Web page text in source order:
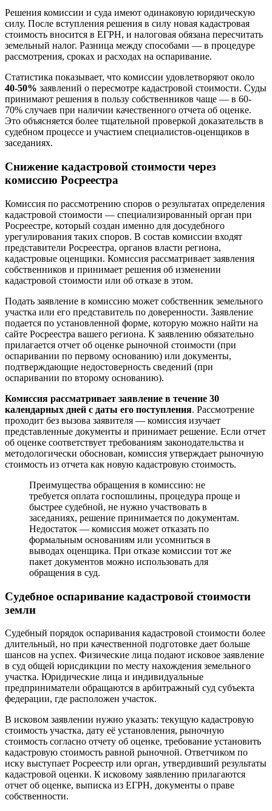
Решения комиссии и суда имеют одинаковую юридическую
силу. После вступления решения в силу новая кадастровая
стоимость вносится в ЕГРН, и налоговая обязана пересчитать
земельный налог. Разница между способами — в процедуре
рассмотрения, сроках и расходах на оспаривание.
Статистика показывает, что комиссии удовлетворяют около
40-50% заявлений о пересмотре кадастровой стоимости. Суды
принимают решения в пользу собственников чаще — в 60-
70% случаев при наличии качественного отчета об оценке.
Это объясняется более тщательной проверкой доказательств в
судебном процессе и участием специалистов-оценщиков в
заседаниях.
Снижение кадастровой стоимости через
комиссию Росреестра
Комиссия по рассмотрению споров о результатах определения
кадастровой стоимости — специализированный орган при
Росреестре, который создан именно для досудебного
урегулирования таких споров. В состав комиссии входят
представители Росреестра, органов власти региона,
кадастровые оценщики. Комиссия рассматривает заявления
собственников и принимает решения об изменении
кадастровой стоимости или об отказе в этом.
Подать заявление в комиссию может собственник земельного
участка или его представитель по доверенности. Заявление
подается по установленной форме, которую можно найти на
сайте Росреестра вашего региона. К заявлению обязательно
прилагается отчет об оценке рыночной стоимости (при
оспаривании по первому основанию) или документы,
подтверждающие недостоверность сведений (при
оспаривании по второму основанию).
Комиссия рассматривает заявление в течение 30
календарных дней с даты его поступления. Рассмотрение
проходит без вызова заявителя — комиссия изучает
представленные документы и принимает решение. Если отчет
об оценке соответствует требованиям законодательства и
методологически обоснован, комиссия утверждает рыночную
стоимость из отчета как новую кадастровую стоимость.
Преимущества обращения в комиссию: не
требуется оплата госпошлины, процедура проще и
быстрее судебной, не нужно участвовать в
заседаниях, решение принимается по документам.
Недостаток — комиссия может отказать по
формальным основаниям или усомниться в
выводах оценщика. При отказе комиссии тот же
пакет документов можно использовать для
обращения в суд.
Судебное оспаривание кадастровой стоимости
земли
Судебный порядок оспаривания кадастровой стоимости более
длительный, но при качественной подготовке дает больше
шансов на успех. Физические лица подают исковое заявление
в суд общей юрисдикции по месту нахождения земельного
участка. Юридические лица и индивидуальные
предприниматели обращаются в арбитражный суд субъекта
федерации, где расположен участок.
В исковом заявлении нужно указать: текущую кадастровую
стоимость участка, дату её установления, рыночную
стоимость согласно отчету об оценке, требование установить
кадастровую стоимость равной рыночной. Ответчиком по
иску выступает Росреестр или орган, утвердивший результаты
кадастровой оценки. К исковому заявлению прилагаются
отчет об оценке, выписка из ЕГРН, документы о праве
собственности.